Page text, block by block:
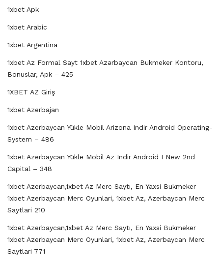
1xbet Apk
1xbet Arabic
1xbet Argentina
1xbet Az Formal Sayt 1xbet Azərbaycan Bukmeker Kontoru,
Bonuslar, Apk – 425
1XBET AZ Giriş
1xbet Azerbajan
1xbet Azerbaycan Yükle Mobil Arizona Indir Android Operating-
System – 486
1xbet Azerbaycan Yükle Mobil Az Indir Android I New 2nd
Capital – 348
1xbet Azerbaycan,1xbet Az Merc Saytı, En Yaxsi Bukmeker
1xbet Azerbaycan Merc Oyunlari, 1xbet Az, Azerbaycan Merc
Saytlari 210
1xbet Azerbaycan,1xbet Az Merc Saytı, En Yaxsi Bukmeker
1xbet Azerbaycan Merc Oyunlari, 1xbet Az, Azerbaycan Merc
Saytlari 771